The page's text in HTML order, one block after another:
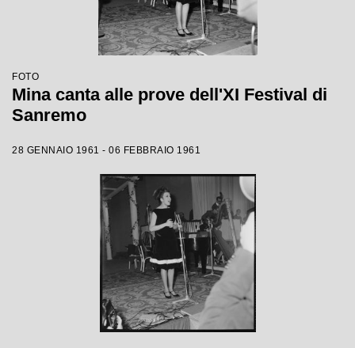
FOTO
Mina canta alle prove dell'XI Festival di
Sanremo
28 GENNAIO 1961 - 06 FEBBRAIO 1961